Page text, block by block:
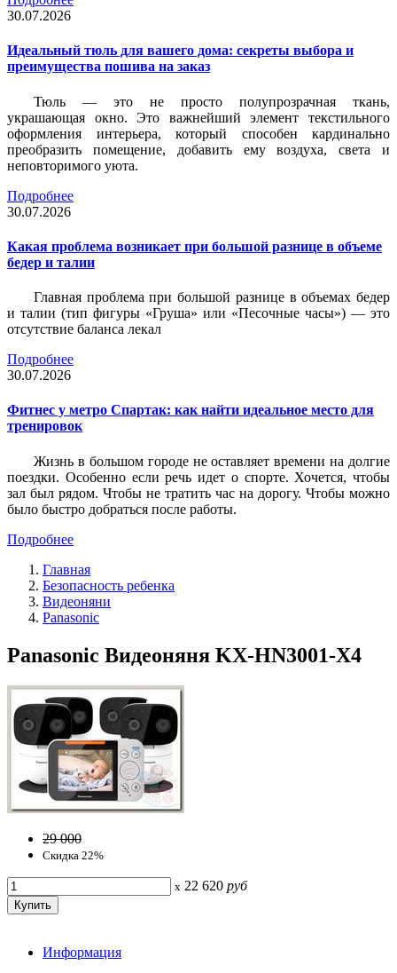
30.07.2026
Идеальный тюль для вашего дома: секреты выбора и
преимущества пошива на заказ
Тюль — это не просто полупрозрачная ткань,
украшающая окно. Это важнейший элемент текстильного
оформления интерьера, который способен кардинально
преобразить помещение, добавить ему воздуха, света и
неповторимого уюта.
Подробнее
30.07.2026
Какая проблема возникает при большой разнице в объеме
бедер и талии
Главная проблема при большой разнице в объемах бедер
и талии (тип фигуры «Груша» или «Песочные часы») — это
отсутствие баланса лекал
Подробнее
30.07.2026
Фитнес у метро Спартак: как найти идеальное место для
тренировок
Жизнь в большом городе не оставляет времени на долгие
поездки. Особенно если речь идет о спорте. Хочется, чтобы
зал был рядом. Чтобы не тратить час на дорогу. Чтобы можно
было быстро добраться после работы.
Подробнее
Главная
Безопасность ребенка
Видеоняни
Panasonic
Panasonic Видеоняня KX-HN3001-X4
29 000
Скидка 22%
x 22 620 руб
Информация